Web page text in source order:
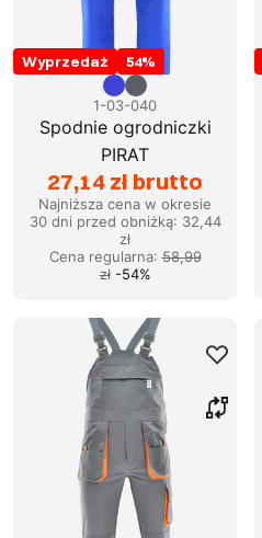
Wyprzedaż 54%
1-03-040
Spodnie ogrodniczki
PIRAT
27,14 zł brutto
Najniższa cena w okresie
30 dni przed obniżką: 32,44
zł
Cena regularna:58,99
zł -54%